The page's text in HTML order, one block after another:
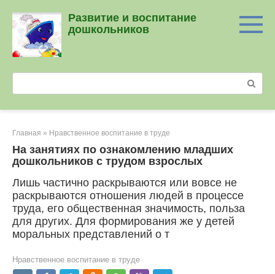
контенту
Развитие и воспитание
дошкольников
Главная » Нравственное воспитание в труде
На занятиях по ознакомлению младших
дошкольников с трудом взрослых
Лишь частично раскрываются или вовсе не
раскрываются отношения людей в процессе
труда, его общественная значимость, польза
для других. Для формирования же у детей
моральных представлений о т
Нравственное воспитание в труде